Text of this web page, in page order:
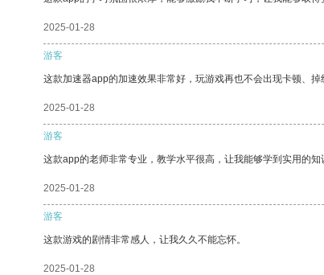
2025-01-28
游客
这款加速器app的加速效果非常好，玩游戏再也不会出现卡顿、
2025-01-28
游客
这款app的老师非常专业，教学水平很高，让我能够学到实用的知
2025-01-28
游客
这款游戏的剧情非常感人，让我久久不能忘怀。
2025-01-28